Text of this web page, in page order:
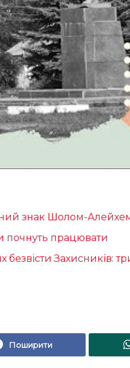
знак Шолом-
почнуть працювати
Захисників:
Поширити